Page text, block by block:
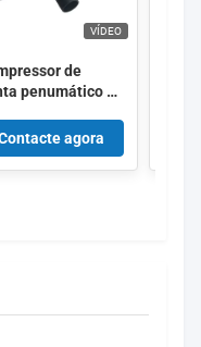
VÍDEO
de
penumático de
para
a tampa do
agora